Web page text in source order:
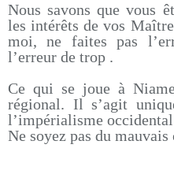
Nous savons que vous
les intérêts de vos
moi, ne faites pas
l’erreur de trop .
Ce qui se joue à
régional. Il s’agit
l’impérialisme
Ne soyez pas du